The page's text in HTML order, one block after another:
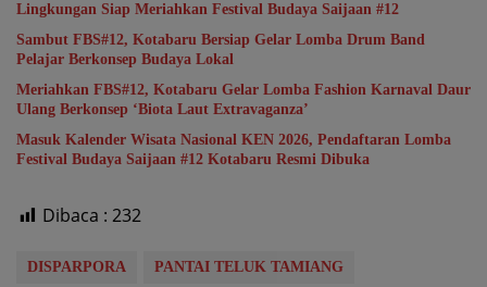
Lingkungan Siap Meriahkan Festival Budaya Saijaan #12
Sambut FBS#12, Kotabaru Bersiap Gelar Lomba Drum Band
Pelajar Berkonsep Budaya Lokal
Meriahkan FBS#12, Kotabaru Gelar Lomba Fashion Karnaval Daur
Ulang Berkonsep ‘Biota Laut Extravaganza’
Masuk Kalender Wisata Nasional KEN 2026, Pendaftaran Lomba
Festival Budaya Saijaan #12 Kotabaru Resmi Dibuka
Dibaca : 232
DISPARPORA PANTAI TELUK TAMIANG